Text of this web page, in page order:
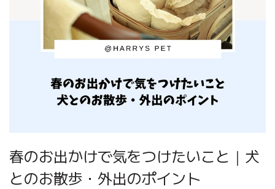
春のお出かけで気をつけたいこと｜犬
とのお散歩・外出のポイント